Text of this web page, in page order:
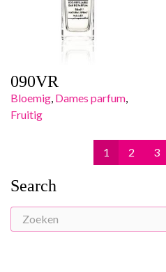
090VR
Bloemig, Dames parfum,
Fruitig
1 2 3
Search